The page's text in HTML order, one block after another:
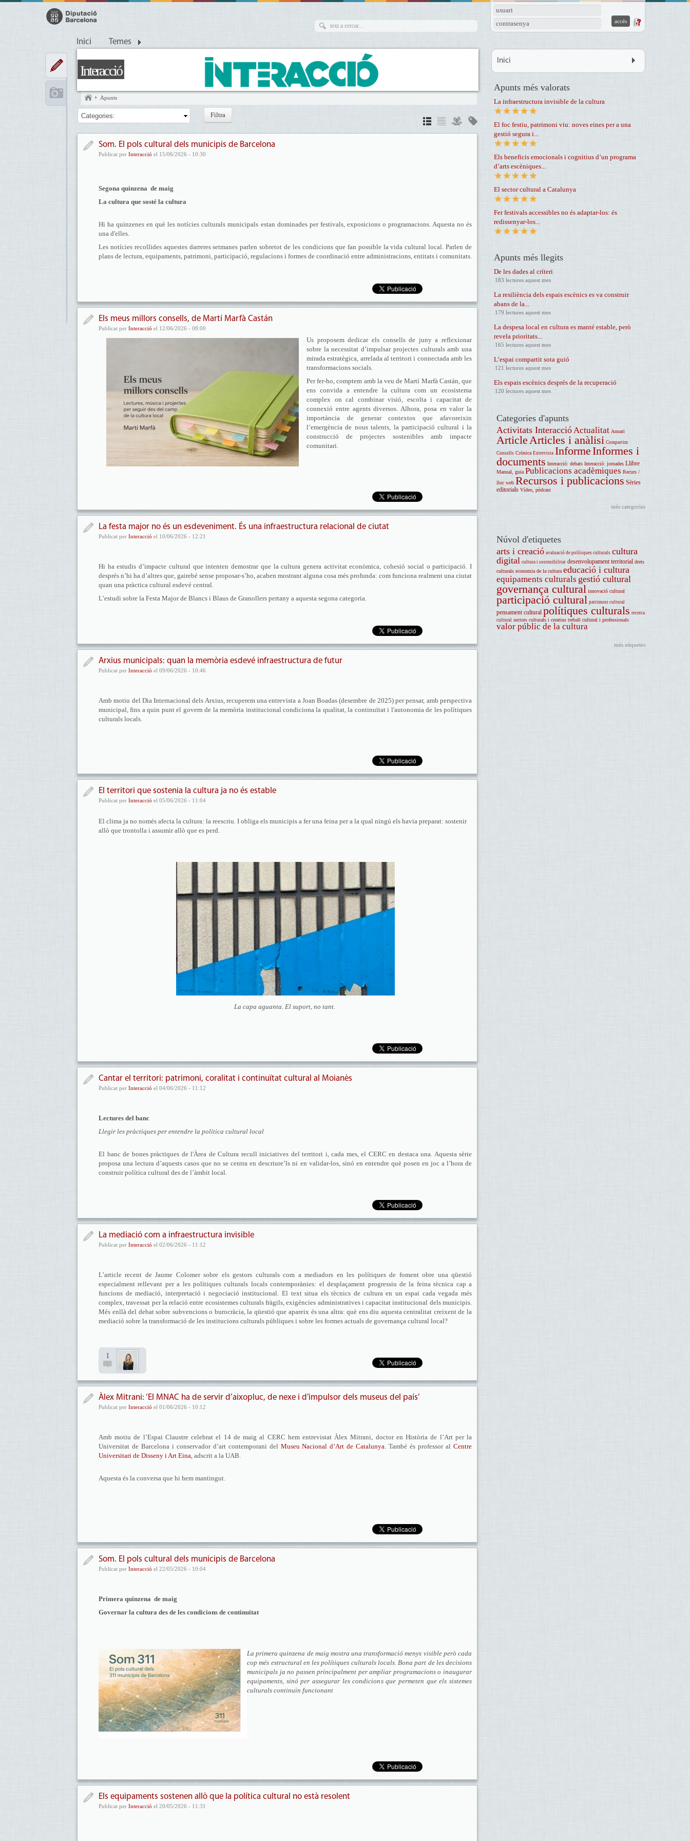
usuari
contrasenya
Inici Temes
Interacció
Apunts
Categories:
Som. El pols cultural dels municipis de Barcelona
Publicat per Interacció el 15/06/2026 - 10:30
Segona quinzena de maig
La cultura que sosté la cultura
Hi ha quinzenes en què les notícies culturals municipals estan dominades per festivals, exposicions o programacions. Aquesta no és
una d'elles.
Les notícies recollides aquestes darreres setmanes parlen sobretot de les condicions que fan possible la vida cultural local. Parlen de
plans de lectura, equipaments, patrimoni, participació, regulacions i formes de coordinació entre administracions, entitats i comunitats.
Els meus millors consells, de Martí Marfà Castán
Publicat per Interacció el 12/06/2026 - 08:00
Us proposem dedicar els consells de juny a reflexionar
sobre la necessitat d’impulsar projectes culturals amb una
mirada estratègica, arrelada al territori i connectada amb les
transformacions socials.
Per fer-ho, comptem amb la veu de Martí Marfà Castán, que
ens convida a entendre la cultura com un ecosistema
complex on cal combinar visió, escolta i capacitat de
connexió entre agents diversos. Alhora, posa en valor la
importància de generar contextos que afavoreixin
l’emergència de nous talents, la participació cultural i la
construcció de projectes sostenibles amb impacte
comunitari.
La festa major no és un esdeveniment. És una infraestructura relacional de ciutat
Publicat per Interacció el 10/06/2026 - 12:21
Hi ha estudis d’impacte cultural que intenten demostrar que la cultura genera activitat econòmica, cohesió social o participació. I
després n’hi ha d’altres que, gairebé sense proposar-s’ho, acaben mostrant alguna cosa més profunda: com funciona realment una ciutat
quan una pràctica cultural esdevé central.
L’estudi sobre la Festa Major de Blancs i Blaus de Granollers pertany a aquesta segona categoria.
Arxius municipals: quan la memòria esdevé infraestructura de futur
Publicat per Interacció el 09/06/2026 - 10:46
Amb motiu del Dia Internacional dels Arxius, recuperem una entrevista a Joan Boadas (desembre de 2025) per pensar, amb perspectiva
municipal, fins a quin punt el govern de la memòria institucional condiciona la qualitat, la continuïtat i l'autonomia de les polítiques
culturals locals.
El territori que sostenia la cultura ja no és estable
Publicat per Interacció el 05/06/2026 - 11:04
El clima ja no només afecta la cultura: la reescriu. I obliga els municipis a fer una feina per a la qual ningú els havia preparat: sostenir
allò que trontolla i assumir allò que es perd.
La capa aguanta. El suport, no tant.
Cantar el territori: patrimoni, coralitat i continuïtat cultural al Moianès
Publicat per Interacció el 04/06/2026 - 11:12
Lectures del banc
Llegir les pràctiques per entendre la política cultural local
El banc de bones pràctiques de l'Àrea de Cultura recull iniciatives del territori i, cada mes, el CERC en destaca una. Aquesta sèrie
proposa una lectura d’aquests casos que no se centra en descriure’ls ni en validar-los, sinó en entendre què posen en joc a l’hora de
construir política cultural des de l’àmbit local.
La mediació com a infraestructura invisible
Publicat per Interacció el 02/06/2026 - 11:12
L’article recent de Jaume Colomer sobre els gestors culturals com a mediadors en les polítiques de foment obre una qüestió
especialment rellevant per a les polítiques culturals locals contemporànies: el desplaçament progressiu de la feina tècnica cap a
funcions de mediació, interpretació i negociació institucional. El text situa els tècnics de cultura en un espai cada vegada més
complex, travessat per la relació entre ecosistemes culturals fràgils, exigències administratives i capacitat institucional dels municipis.
Més enllà del debat sobre subvencions o burocràcia, la qüestió que apareix és una altra: què ens diu aquesta centralitat creixent de la
mediació sobre la transformació de les institucions culturals públiques i sobre les formes actuals de governança cultural local?
1
Àlex Mitrani: ‘El MNAC ha de servir d’aixopluc, de nexe i d’impulsor dels museus del país’
Publicat per Interacció el 01/06/2026 - 10:12
Amb motiu de l’Espai Claustre celebrat el 14 de maig al CERC hem entrevistat Àlex Mitrani, doctor en Història de l’Art per la
Universitat de Barcelona i conservador d’art contemporani del Museu Nacional d’Art de Catalunya. També és professor alCentre
Universitari de Disseny i Art Eina, adscrit a la UAB.
Aquesta és la conversa que hi hem mantingut.
Som. El pols cultural dels municipis de Barcelona
Publicat per Interacció el 22/05/2026 - 10:04
Primera quinzena de maig
Governar la cultura des de les condicions de continuïtat
La primera quinzena de maig mostra una transformació menys visible però cada
cop més estructural en les polítiques culturals locals. Bona part de les decisions
municipals ja no passen principalment per ampliar programacions o inaugurar
equipaments, sinó per assegurar les condicions que permeten que els sistemes
culturals continuïn funcionant
Els equipaments sostenen allò que la política cultural no està resolent
Publicat per Interacció el 20/05/2026 - 11:31
Inici
Apunts més valorats
La infraestructura invisible de la cultura
El foc festiu, patrimoni viu: noves eines per a una
gestió segura i...
Els beneficis emocionals i cognitius d’un programa
d’arts escèniques...
El sector cultural a Catalunya
Fer festivals accessibles no és adaptar-los: és
redissenyar-los...
Apunts més llegits
De les dades al críteri
183 lectures aquest mes
La resiliència dels espais escènics es va construir
abans de la...
179 lectures aquest mes
La despesa local en cultura es manté estable, però
revela prioritats...
165 lectures aquest mes
L’espai compartit sota guió
121 lectures aquest mes
Els espais escènics després de la recuperació
120 lectures aquest mes
Categories d'apunts
Activitats InteraccióActualitat Anuari
ArticleArticles i anàlisi Compartim
Consells Crònica Entrevista InformeInformes i
documents Interacció: debats Interacció: jornades Llibre
Manual, guia Publicacions acadèmiques Recurs /
lloc web Recursos i publicacions Sèries
editorials Vídeo, pòdcast
més categories
Núvol d'etiquetes
arts i creació avaluació de polítiques culturals cultura
digital cultura i sostenibilitat desenvolupament territorial drets
culturals economia de la cultura educació i cultura
equipaments culturals gestió cultural
governança cultural innovació cultural
participació cultural patrimoni cultural
pensament cultural polítiques culturals recerca
cultural sectors culturals i creatius treball cultural i professionals
valor públic de la cultura
més etiquetes